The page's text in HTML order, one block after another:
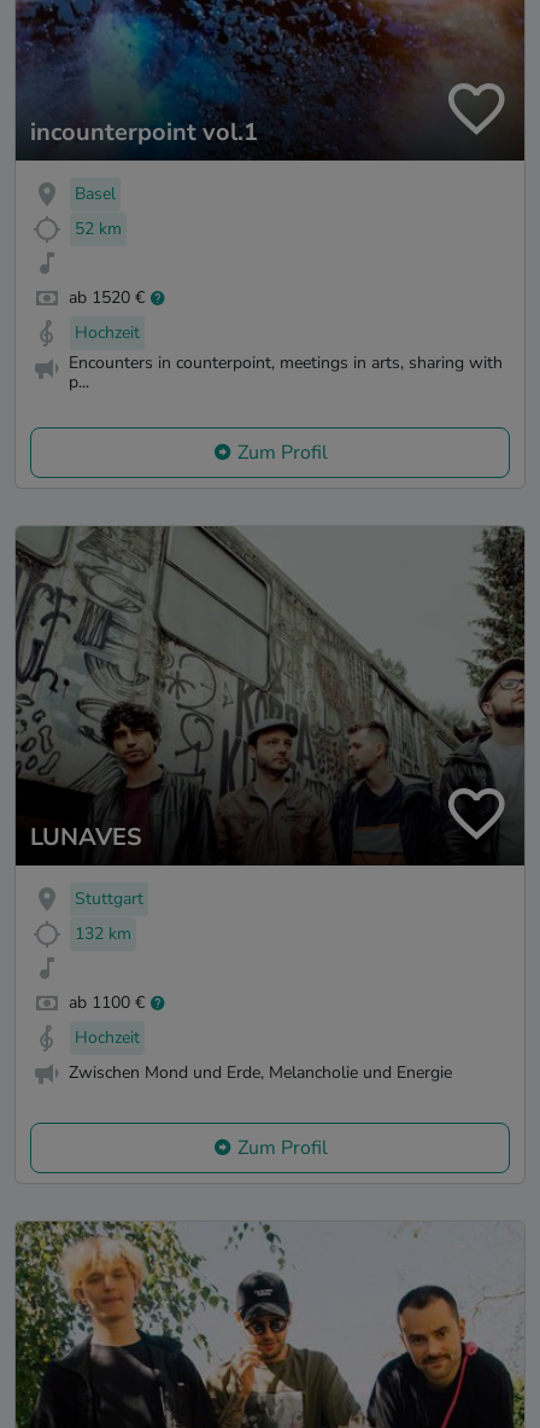
incounterpoint vol.1
Basel
52 km
ab 1520 €
Hochzeit
Encounters in counterpoint, meetings in arts, sharing with
p...
Zum Profil
LUNAVES
Stuttgart
132 km
ab 1100 €
Hochzeit
Zwischen Mond und Erde, Melancholie und Energie
Zum Profil